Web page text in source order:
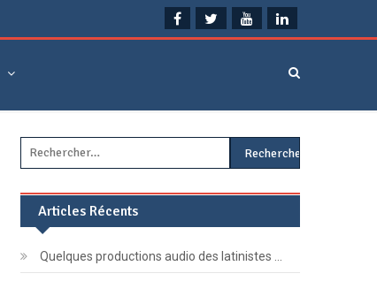
Rechercher :
Articles Récents
Quelques productions audio des latinistes …